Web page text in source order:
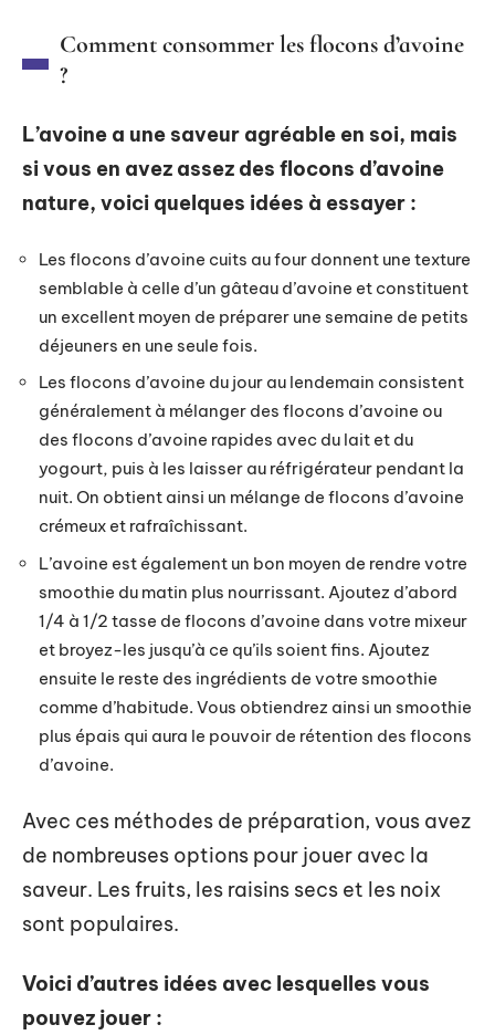
Comment consommer les flocons d’avoine
?
L’avoine a une saveur agréable en soi, mais
si vous en avez assez des flocons d’avoine
nature, voici quelques idées à essayer :
Les flocons d’avoine cuits au four donnent une texture
semblable à celle d’un gâteau d’avoine et constituent
un excellent moyen de préparer une semaine de petits
déjeuners en une seule fois.
Les flocons d’avoine du jour au lendemain consistent
généralement à mélanger des flocons d’avoine ou
des flocons d’avoine rapides avec du lait et du
yogourt, puis à les laisser au réfrigérateur pendant la
nuit. On obtient ainsi un mélange de flocons d’avoine
crémeux et rafraîchissant.
L’avoine est également un bon moyen de rendre votre
smoothie du matin plus nourrissant. Ajoutez d’abord
1/4 à 1/2 tasse de flocons d’avoine dans votre mixeur
et broyez-les jusqu’à ce qu’ils soient fins. Ajoutez
ensuite le reste des ingrédients de votre smoothie
comme d’habitude. Vous obtiendrez ainsi un smoothie
plus épais qui aura le pouvoir de rétention des flocons
d’avoine.
Avec ces méthodes de préparation, vous avez
de nombreuses options pour jouer avec la
saveur. Les fruits, les raisins secs et les noix
sont populaires.
Voici d’autres idées avec lesquelles vous
pouvez jouer :